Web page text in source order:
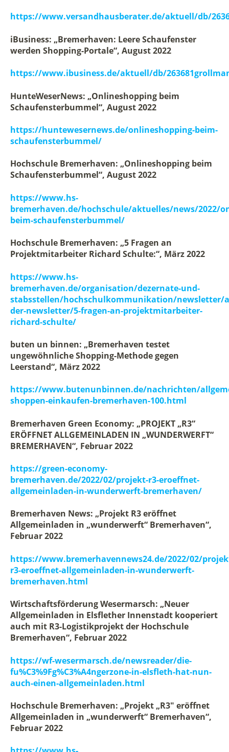
https://www.versandhausberater.de/aktuell/db/
iBusiness: „Bremerhaven: Leere Schaufenster
werden Shopping-Portale“, August 2022
https://www.ibusiness.de/aktuell/db/
HunteWeserNews: „Onlineshopping beim
Schaufensterbummel“, August 2022
https://huntewesernews.de/onlineshopping-beim-
schaufensterbummel/
Hochschule Bremerhaven: „Onlineshopping beim
Schaufensterbummel“, August 2022
https://www.hs-
bremerhaven.de/hochschule/aktuelles/news/2022/
beim-schaufensterbummel/
Hochschule Bremerhaven: „5 Fragen an
Projektmitarbeiter Richard Schulte:“, März 2022
https://www.hs-
bremerhaven.de/organisation/dezernate-und-
stabsstellen/hochschulkommunikation/newsletter/
der-newsletter/5-fragen-an-projektmitarbeiter-
richard-schulte/
buten un binnen: „Bremerhaven testet
ungewöhnliche Shopping-Methode gegen
Leerstand“, März 2022
https://www.butenunbinnen.de/nachrichten/
shoppen-einkaufen-bremerhaven-100.html
Bremerhaven Green Economy: „PROJEKT „R3“
ERÖFFNET ALLGEMEINLADEN IN „WUNDERWERFT“
BREMERHAVEN“, Februar 2022
https://green-economy-
bremerhaven.de/2022/02/projekt-r3-eroeffnet-
allgemeinladen-in-wunderwerft-bremerhaven/
Bremerhaven News: „Projekt R3 eröffnet
Allgemeinladen in „wunderwerft“ Bremerhaven“,
Februar 2022
https://www.bremerhavennews24.de/2022/02/
r3-eroeffnet-allgemeinladen-in-wunderwerft-
bremerhaven.html
Wirtschaftsförderung Wesermarsch: „Neuer
Allgemeinladen in Elsflether Innenstadt kooperiert
auch mit R3-Logistikprojekt der Hochschule
Bremerhaven“, Februar 2022
https://wf-wesermarsch.de/newsreader/die-
fu%C3%9Fg%C3%A4ngerzone-in-elsfleth-hat-nun-
auch-einen-allgemeinladen.html
Hochschule Bremerhaven: „Projekt „R3″ eröffnet
Allgemeinladen in „wunderwerft“ Bremerhaven“,
Februar 2022